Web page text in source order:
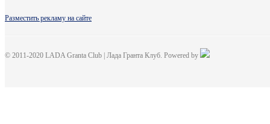
Разместить рекламу на сайте
© 2011-2020 LADA Granta Club | Лада Гранта Клуб. Powered by